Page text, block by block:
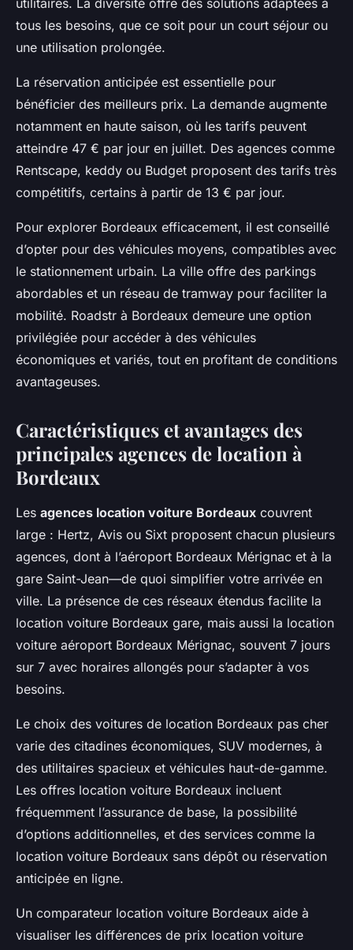
utilitaires. La diversité offre des solutions adaptées à
tous les besoins, que ce soit pour un court séjour ou
une utilisation prolongée.
La réservation anticipée est essentielle pour
bénéficier des meilleurs prix. La demande augmente
notamment en haute saison, où les tarifs peuvent
atteindre 47 € par jour en juillet. Des agences comme
Rentscape, keddy ou Budget proposent des tarifs très
compétitifs, certains à partir de 13 € par jour.
Pour explorer Bordeaux efficacement, il est conseillé
d’opter pour des véhicules moyens, compatibles avec
le stationnement urbain. La ville offre des parkings
abordables et un réseau de tramway pour faciliter la
mobilité. Roadstr à Bordeaux demeure une option
privilégiée pour accéder à des véhicules
économiques et variés, tout en profitant de conditions
avantageuses.
Caractéristiques et avantages des
principales agences de location à
Bordeaux
Les agences location voiture Bordeaux couvrent
large : Hertz, Avis ou Sixt proposent chacun plusieurs
agences, dont à l’aéroport Bordeaux Mérignac et à la
gare Saint-Jean—de quoi simplifier votre arrivée en
ville. La présence de ces réseaux étendus facilite la
location voiture Bordeaux gare, mais aussi la location
voiture aéroport Bordeaux Mérignac, souvent 7 jours
sur 7 avec horaires allongés pour s’adapter à vos
besoins.
Le choix des voitures de location Bordeaux pas cher
varie des citadines économiques, SUV modernes, à
des utilitaires spacieux et véhicules haut-de-gamme.
Les offres location voiture Bordeaux incluent
fréquemment l’assurance de base, la possibilité
d’options additionnelles, et des services comme la
location voiture Bordeaux sans dépôt ou réservation
anticipée en ligne.
Un comparateur location voiture Bordeaux aide à
visualiser les différences de prix location voiture